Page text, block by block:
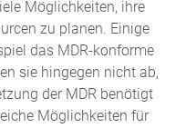
Möglichkeiten, ihre
zu planen. Einige
das MDR-konforme
sie hingegen nicht ab,
der MDR benötigt
Möglichkeiten für